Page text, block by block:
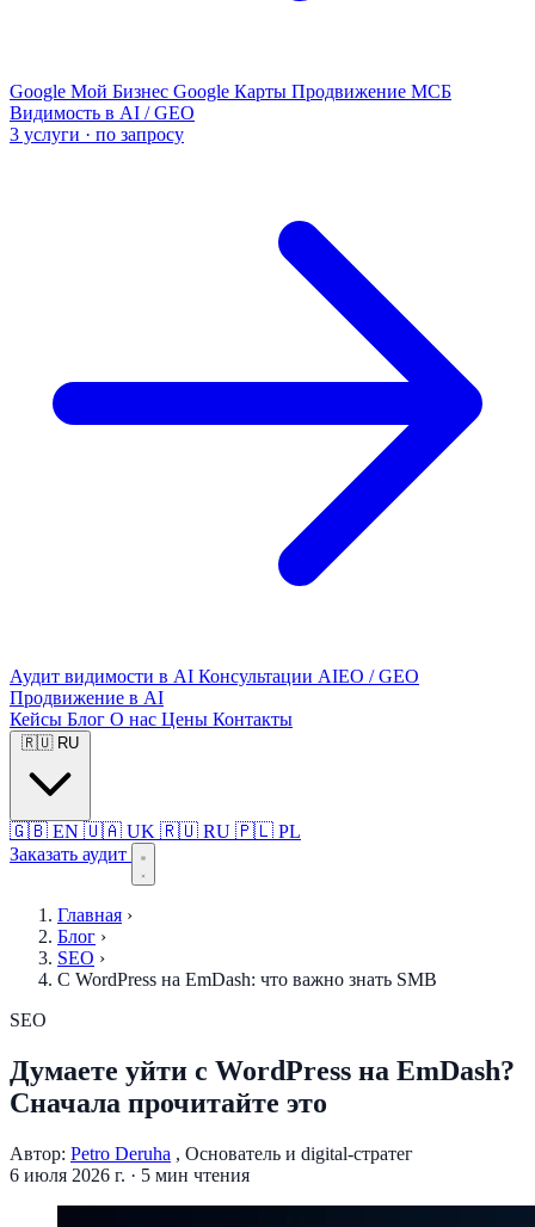
Google Мой Бизнес Google Карты Продвижение МСБ
Видимость в AI / GEO
3 услуги · по запросу
Аудит видимости в AI Консультации AIEO / GEO
Продвижение в AI
Кейсы Блог О нас Цены Контакты
🇷🇺 RU
🇬🇧 EN 🇺🇦 UK 🇷🇺 RU 🇵🇱 PL
Заказать аудит
Главная ›
Блог ›
SEO ›
С WordPress на EmDash: что важно знать SMB
SEO
Думаете уйти с WordPress на EmDash?
Сначала прочитайте это
Автор: Petro Deruha , Основатель и digital-стратег
6 июля 2026 г. · 5 мин чтения